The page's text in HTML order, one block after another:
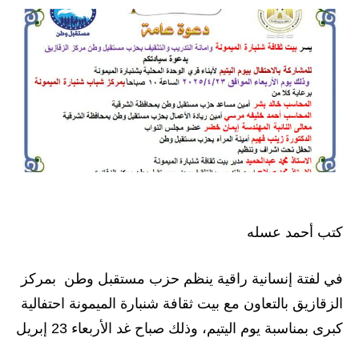
كتب أحمد عسله
في لفتة إنسانية راقية ينظم حزب مستقبل وطن بمركز
الزقازيق بالتعاون مع بيت ثقافة شنبارة الميمونة احتفالية
كبرى بمناسبة يوم اليتيم، وذلك صباح غد الأربعاء 23 إبريل